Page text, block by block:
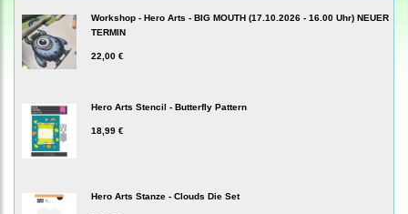
Workshop - Hero Arts - BIG MOUTH (17.10.2026 - 16.00 Uhr) NEUER
TERMIN
22,00 €
Hero Arts Stencil - Butterfly Pattern
18,99 €
Hero Arts Stanze - Clouds Die Set